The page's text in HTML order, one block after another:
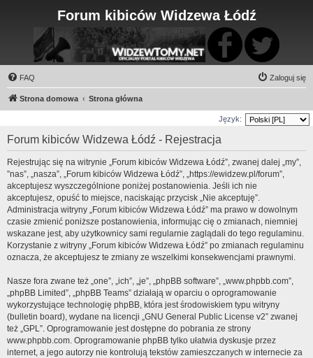
Forum kibiców Widzewa Łódź
FAQ Zaloguj się
Strona domowa Strona główna
Język:
Forum kibiców Widzewa Łódź - Rejestracja
Rejestrując się na witrynie „Forum kibiców Widzewa Łódź”, zwanej dalej „my”,
”nas”, „nasza”, „Forum kibiców Widzewa Łódź”, „https://ewidzew.pl/forum”,
akceptujesz wyszczególnione poniżej postanowienia. Jeśli ich nie
akceptujesz, opuść to miejsce, naciskając przycisk „Nie akceptuję”.
Administracja witryny „Forum kibiców Widzewa Łódź” ma prawo w dowolnym
czasie zmienić poniższe postanowienia, informując cię o zmianach, niemniej
wskazane jest, aby użytkownicy sami regularnie zaglądali do tego regulaminu.
Korzystanie z witryny „Forum kibiców Widzewa Łódź” po zmianach regulaminu
oznacza, że akceptujesz te zmiany ze wszelkimi konsekwencjami prawnymi.
Nasze fora zwane też „one”, „ich”, „je”, „phpBB software”, „www.phpbb.com”,
„phpBB Limited”, „phpBB Teams” działają w oparciu o oprogramowanie
wykorzystujące technologię phpBB, która jest środowiskiem typu witryny
(bulletin board), wydane na licencji „GNU General Public License v2” zwanej
też „GPL”. Oprogramowanie jest dostępne do pobrania ze strony
www.phpbb.com. Oprogramowanie phpBB tylko ułatwia dyskusje przez
internet, a jego autorzy nie kontrolują tekstów zamieszczanych w internecie za